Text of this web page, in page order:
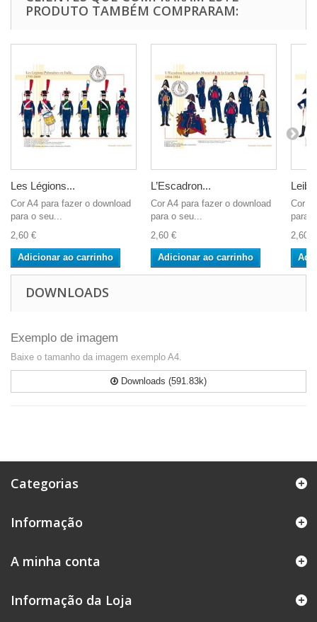
PRODUTO TAMBÉM COMPRARAM:
Les Légions...
Cor A4 para fazer o download
para o seu...
2,60 €
Adicionar ao carrinho
L’Escadron...
Cor A4 para fazer o download
para o seu...
2,60 €
Adicionar ao carrinho
Cor
para
2,60 €
DOWNLOADS
Exemplo de imagem
Baixe o tamanho da imagem exemplo A4.
Downloads (591.83k)
Categorias
Informação
A minha conta
Informação da Loja